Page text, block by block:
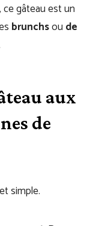
, ce gâteau est un
brunchsou de
aux
de
simple.